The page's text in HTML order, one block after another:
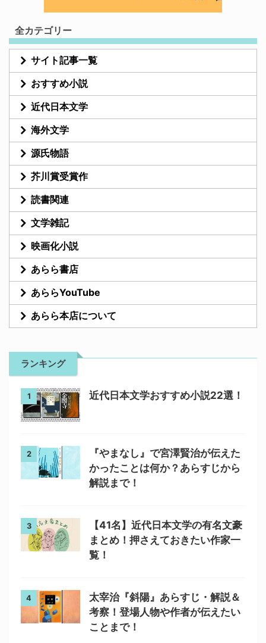
全カテゴリー
サイト記事一覧
おすすめ小説
近代日本文学
海外文学
源氏物語
芥川賞受賞作
読書関連
文学雑記
映画化小説
あらら書店
あららYouTube
あらら本店について
ランキング
1 近代日本文学おすすめ小説22選！
2
『やまなし』で宮澤賢治が伝えた
かったことは何か？あらすじから
解説まで！
3
【41名】近代日本文学の有名文豪
まとめ！押さえておきたい作家一
覧！
4
太宰治『斜陽』あらすじ・解説＆
考察！登場人物や作者が伝えたい
ことまで！